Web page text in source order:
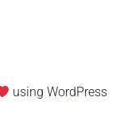
using WordPress